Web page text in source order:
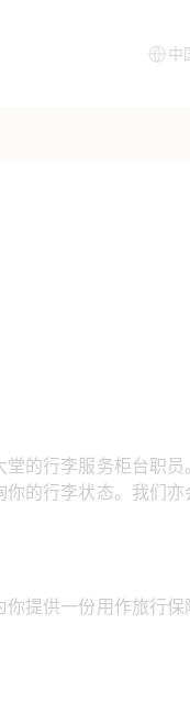
的行李服务柜台职
的行李状态。我们
提供一份用作旅行保